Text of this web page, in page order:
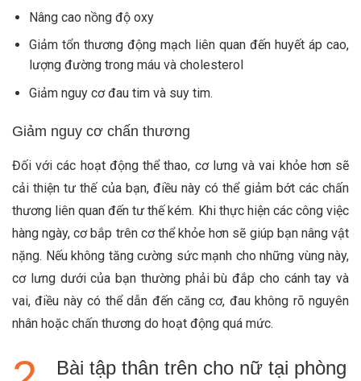
Nâng cao nồng độ oxy
Giảm tổn thương động mạch liên quan đến huyết áp cao,
lượng đường trong máu và cholesterol
Giảm nguy cơ đau tim và suy tim.
Giảm nguy cơ chấn thương
Đối với các hoạt động thể thao, cơ lưng và vai khỏe hơn sẽ
cải thiện tư thế của bạn, điều này có thể giảm bớt các chấn
thương liên quan đến tư thế kém. Khi thực hiện các công việc
hàng ngày, cơ bắp trên cơ thể khỏe hơn sẽ giúp bạn nâng vật
nặng. Nếu không tăng cường sức mạnh cho những vùng này,
cơ lưng dưới của bạn thường phải bù đắp cho cánh tay và
vai, điều này có thể dẫn đến căng cơ, đau không rõ nguyên
nhân hoặc chấn thương do hoạt động quá mức.
Bài tập thân trên cho nữ tại phòng